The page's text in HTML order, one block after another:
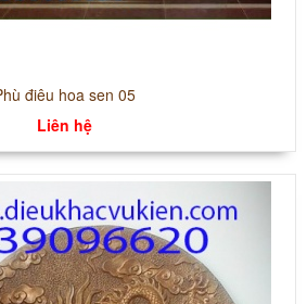
điêu hoa sen 05
Liên hệ